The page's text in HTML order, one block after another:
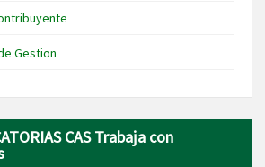
Gestion
CAS Trabaja con